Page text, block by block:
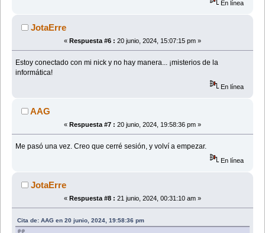
En línea
JotaErre
« Respuesta #6 : 20 junio, 2024, 15:07:15 pm »
Estoy conectado con mi nick y no hay manera... ¡misterios de la
informática!
En línea
AAG
« Respuesta #7 : 20 junio, 2024, 19:58:36 pm »
Me pasó una vez. Creo que cerré sesión, y volví a empezar.
En línea
JotaErre
« Respuesta #8 : 21 junio, 2024, 00:31:10 am »
Cita de: AAG en 20 junio, 2024, 19:58:36 pm